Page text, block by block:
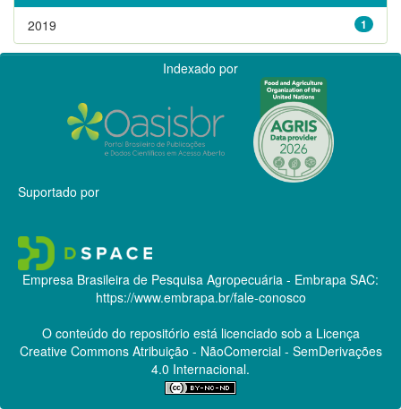
1
2019
Indexado por
Suportado por
Empresa Brasileira de Pesquisa Agropecuária - Embrapa SAC:
https://www.embrapa.br/fale-conosco
O conteúdo do repositório está licenciado sob a Licença
Creative CommonsAtribuição - NãoComercial - SemDerivações
4.0 Internacional.